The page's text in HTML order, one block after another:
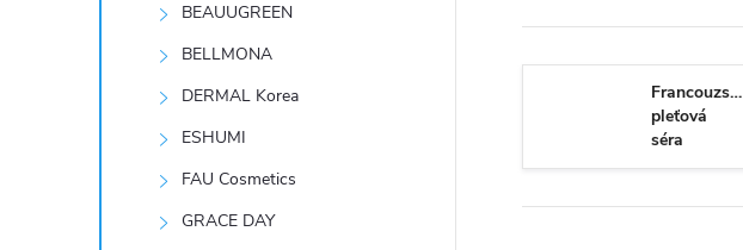
BEAUUGREEN
BELLMONA
DERMAL Korea
ESHUMI
FAU Cosmetics
GRACE DAY
Francouzská
pleťová
séra